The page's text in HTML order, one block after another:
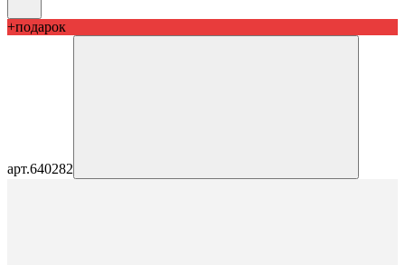
+подарок
арт.640282